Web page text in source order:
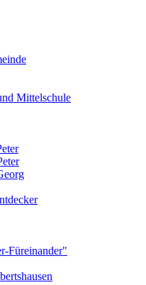
Mittelschule
Füreinander"